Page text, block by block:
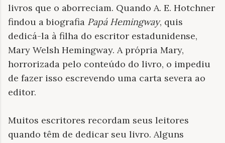
livros que o aborreciam. Quando A. E. Hotchner
findou a biografia Papá Hemingway, quis
dedicá-la à filha do escritor estadunidense,
Mary Welsh Hemingway. A própria Mary,
horrorizada pelo conteúdo do livro, o impediu
de fazer isso escrevendo uma carta severa ao
editor.
Muitos escritores recordam seus leitores
quando têm de dedicar seu livro. Alguns